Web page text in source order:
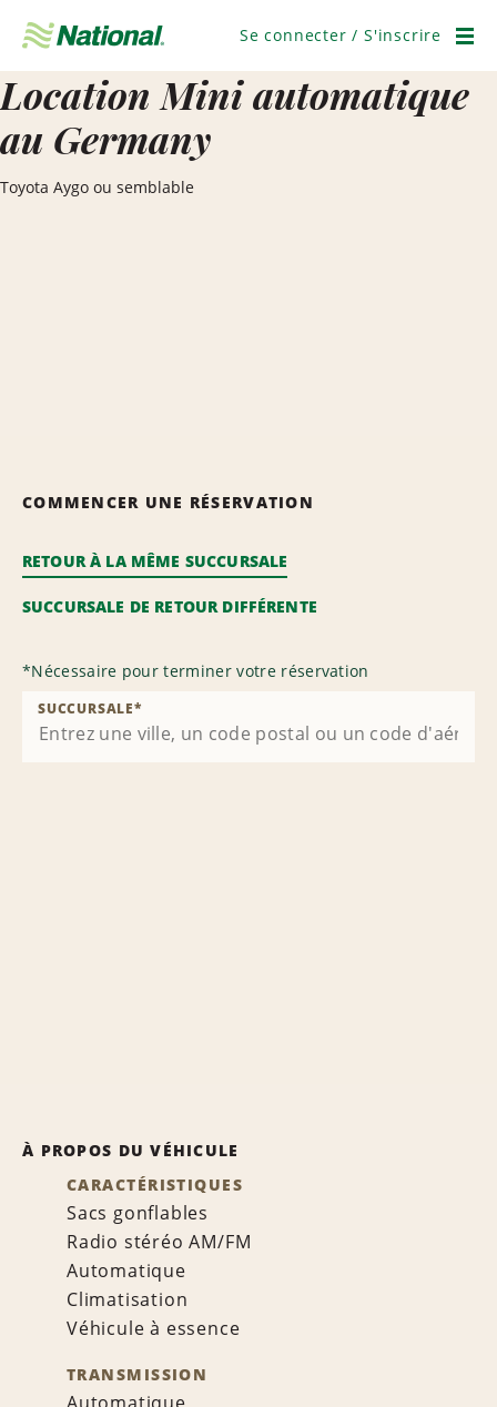
navigation
Se connecter / S'inscrire
Location Mini automatique
au Germany
Toyota Aygo ou semblable
COMMENCER UNE RÉSERVATION
RETOUR À LA MÊME SUCCURSALE
SUCCURSALE DE RETOUR DIFFÉRENTE
*Nécessaire pour terminer votre réservation
SUCCURSALE*
À PROPOS DU VÉHICULE
CARACTÉRISTIQUES
Sacs gonflables
Radio stéréo AM/FM
Automatique
Climatisation
Véhicule à essence
TRANSMISSION